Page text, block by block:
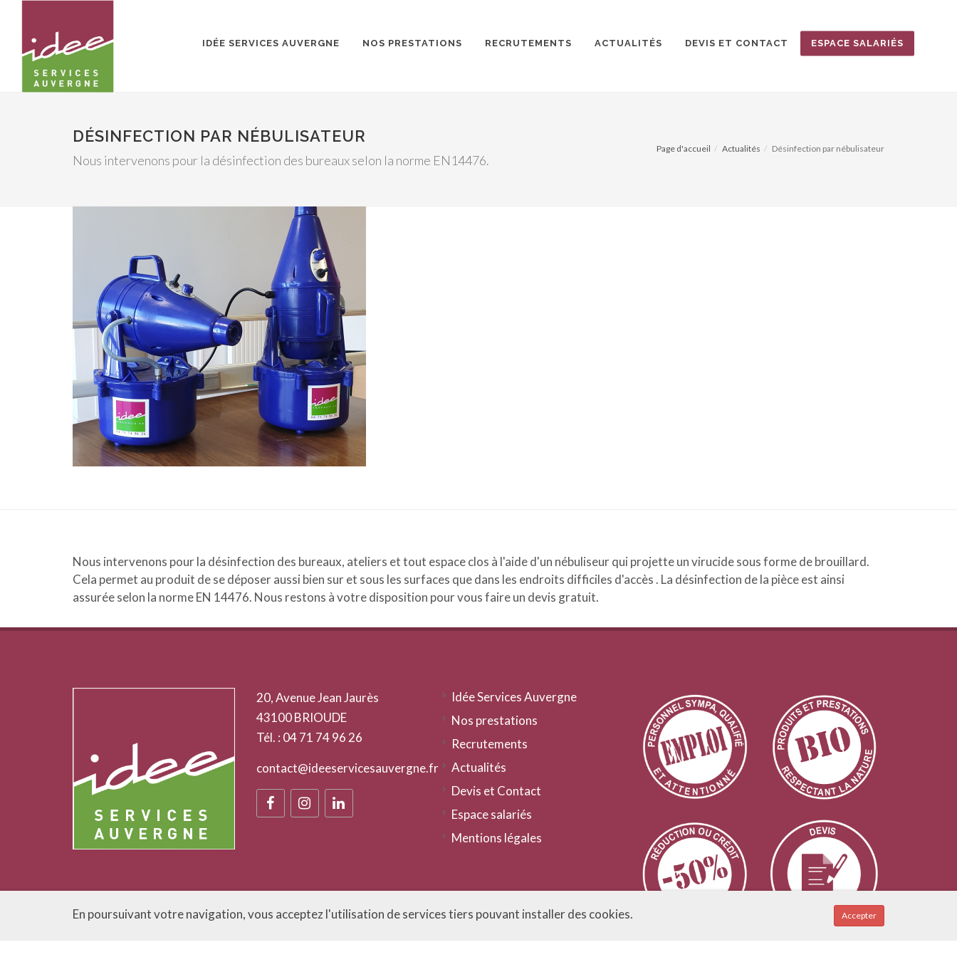
IDÉE SERVICES AUVERGNE NOS PRESTATIONS RECRUTEMENTS ACTUALITÉS DEVIS ET CONTACT ESPACE SALARIÉS
DÉSINFECTION PAR NÉBULISATEUR
Nous intervenons pour la désinfection des bureaux selon la norme EN14476.
Page d'accueil Actualités Désinfection par nébulisateur
Nous intervenons pour la désinfection des bureaux, ateliers et tout espace clos à l'aide d'un nébuliseur qui projette un virucide sous forme de brouillard.
Cela permet au produit de se déposer aussi bien sur et sous les surfaces que dans les endroits difficiles d'accès . La désinfection de la pièce est ainsi
assurée selon la norme EN 14476. Nous restons à votre disposition pour vous faire un devis gratuit.
20, Avenue Jean Jaurès
43100 BRIOUDE
Tél. : 04 71 74 96 26
contact@ideeservicesauvergne.fr
Idée Services Auvergne
Nos prestations
Recrutements
Actualités
Devis et Contact
Espace salariés
Mentions légales
En poursuivant votre navigation, vous acceptez l'utilisation de services tiers pouvant installer des cookies. Accepter